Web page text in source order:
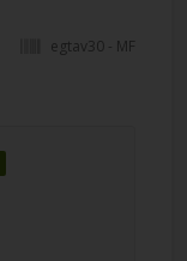
egtav30 - MF